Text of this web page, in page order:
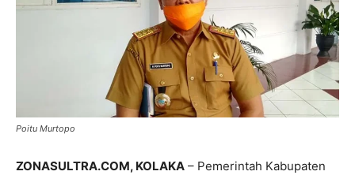
Poitu Murtopo
ZONASULTRA.COM, KOLAKA – Pemerintah Kabupaten